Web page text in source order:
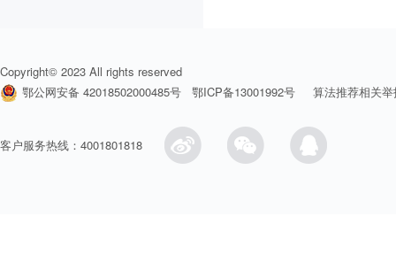
Copyright© 2023 All rights reserved
鄂公网安备 42018502000485号
鄂ICP备13001992号 算法推荐相关
客户服务热线：4001801818